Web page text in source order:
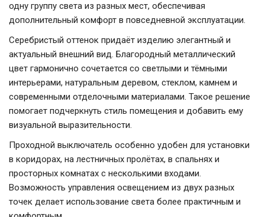
одну группу света из разных мест, обеспечивая
дополнительный комфорт в повседневной эксплуатации.
Серебристый оттенок придаёт изделию элегантный и
актуальный внешний вид. Благородный металлический
цвет гармонично сочетается со светлыми и тёмными
интерьерами, натуральным деревом, стеклом, камнем и
современными отделочными материалами. Такое решение
помогает подчеркнуть стиль помещения и добавить ему
визуальной выразительности.
Проходной выключатель особенно удобен для установки
в коридорах, на лестничных пролётах, в спальнях и
просторных комнатах с несколькими входами.
Возможность управления освещением из двух разных
точек делает использование света более практичным и